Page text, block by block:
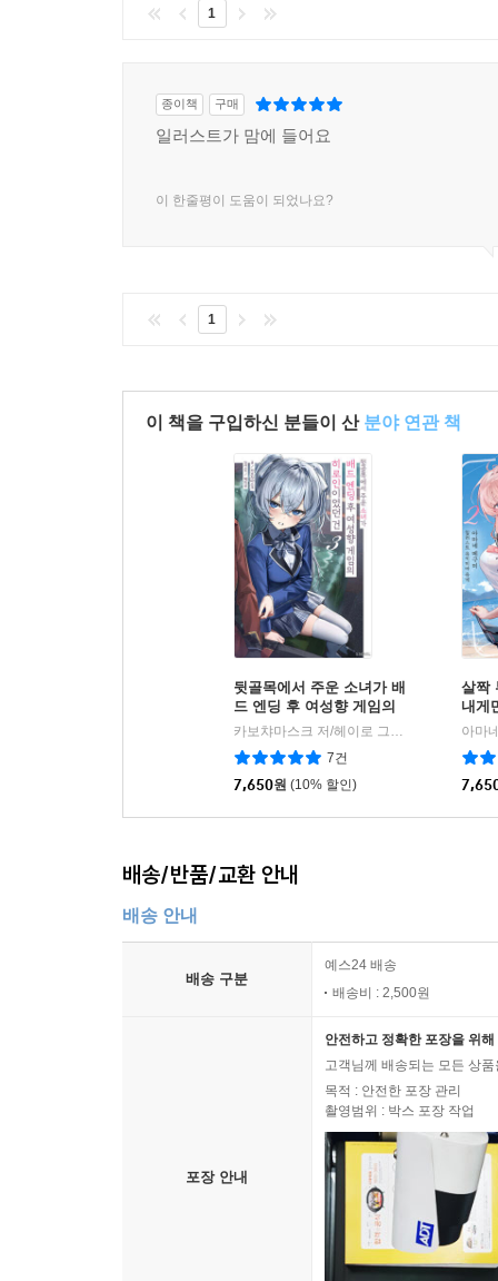
1
종이책 구매
일러스트가 맘에 들어요
이 한줄평이 도움이 되었나요?
1
이 책을 구입하신 분들이 산 분야 연관 책
뒷골목에서 주운 소녀가 배
드 엔딩 후 여성향 게임의
히로인이었던 건 3
카보챠마스크 저/헤이로 그림/김진희 역 | 소
7건
7,650원 (10% 할인)
살짝
내게
주님
배송/반품/교환 안내
배송 안내
배송 구분
예스24 배송
배송비 : 2,500원
포장 안내
안전하고 정확한 포장을 위
고객님께 배송되는 모든 상
목적 : 안전한 포장 관리
촬영범위 : 박스 포장 작업